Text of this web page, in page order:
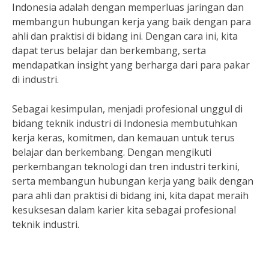
Indonesia adalah dengan memperluas jaringan dan
membangun hubungan kerja yang baik dengan para
ahli dan praktisi di bidang ini. Dengan cara ini, kita
dapat terus belajar dan berkembang, serta
mendapatkan insight yang berharga dari para pakar
di industri.
Sebagai kesimpulan, menjadi profesional unggul di
bidang teknik industri di Indonesia membutuhkan
kerja keras, komitmen, dan kemauan untuk terus
belajar dan berkembang. Dengan mengikuti
perkembangan teknologi dan tren industri terkini,
serta membangun hubungan kerja yang baik dengan
para ahli dan praktisi di bidang ini, kita dapat meraih
kesuksesan dalam karier kita sebagai profesional
teknik industri.